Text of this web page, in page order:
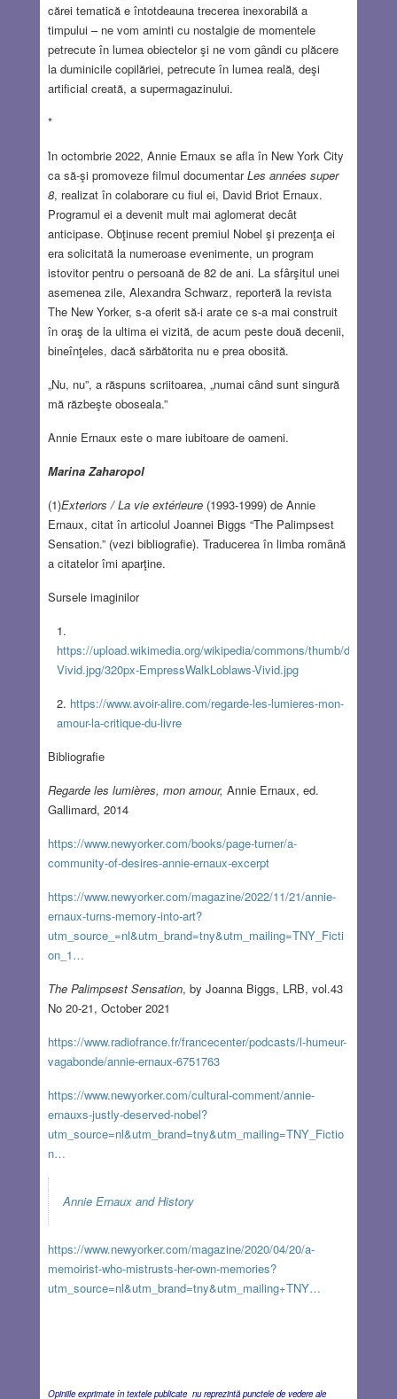
cărei tematică e întotdeauna trecerea inexorabilă a
timpului – ne vom aminti cu nostalgie de momentele
petrecute în lumea obiectelor şi ne vom gȃndi cu plăcere
la duminicile copilăriei, petrecute în lumea reală, deşi
artificial creată, a supermagazinului.
*
Ȋn octombrie 2022, Annie Ernaux se afla în New York City
ca să-şi promoveze filmul documentarLes années super
8, realizat în colaborare cu fiul ei, David Briot Ernaux.
Programul ei a devenit mult mai aglomerat decât
anticipase. Obţinuse recent premiul Nobel şi prezenţa ei
era solicitată la numeroase evenimente, un program
istovitor pentru o persoană de 82 de ani. La sfârşitul unei
asemenea zile, Alexandra Schwarz, reporteră la revista
The New Yorker, s-a oferit să-i arate ce s-a mai construit
în oraş de la ultima ei vizită, de acum peste două decenii,
bineînţeles, dacă sărbătorita nu e prea obosită.
„Nu, nu”, a răspuns scriitoarea, „numai cȃnd sunt singură
mă răzbeşte oboseala.”
Annie Ernaux este o mare iubitoare de oameni.
Marina Zaharopol
(1)Exteriors / La vie extérieure(1993-1999) de Annie
Ernaux, citat în articolul Joannei Biggs “The Palimpsest
Sensation.” (vezi bibliografie). Traducerea în limba romȃnă
a citatelor îmi aparţine.
Sursele imaginilor
https://upload.wikimedia.org/wikipedia/commons/thumb/d/d3/
Vivid.jpg/320px-EmpressWalkLoblaws-Vivid.jpg
https://www.avoir-alire.com/regarde-les-lumieres-mon-
amour-la-critique-du-livre
Bibliografie
Regarde les lumières, mon amour, Annie Ernaux, ed.
Gallimard, 2014
https://www.newyorker.com/books/page-turner/a-
community-of-desires-annie-ernaux-excerpt
https://www.newyorker.com/magazine/2022/11/21/annie-
ernaux-turns-memory-into-art?
utm_source_=nl&utm_brand=tny&utm_mailing=TNY_Ficti
on_1…
The Palimpsest Sensation, by Joanna Biggs, LRB, vol.43
No 20-21, October 2021
https://www.radiofrance.fr/francecenter/podcasts/l-humeur-
vagabonde/annie-ernaux-6751763
https://www.newyorker.com/cultural-comment/annie-
ernauxs-justly-deserved-nobel?
utm_source=nl&utm_brand=tny&utm_mailing=TNY_Fictio
n…
Annie Ernaux and History
https://www.newyorker.com/magazine/2020/04/20/a-
memoirist-who-mistrusts-her-own-memories?
utm_source=nl&utm_brand=tny&utm_mailing+TNY…
Opiniile exprimate în textele publicate nu reprezintă punctele de vedere ale